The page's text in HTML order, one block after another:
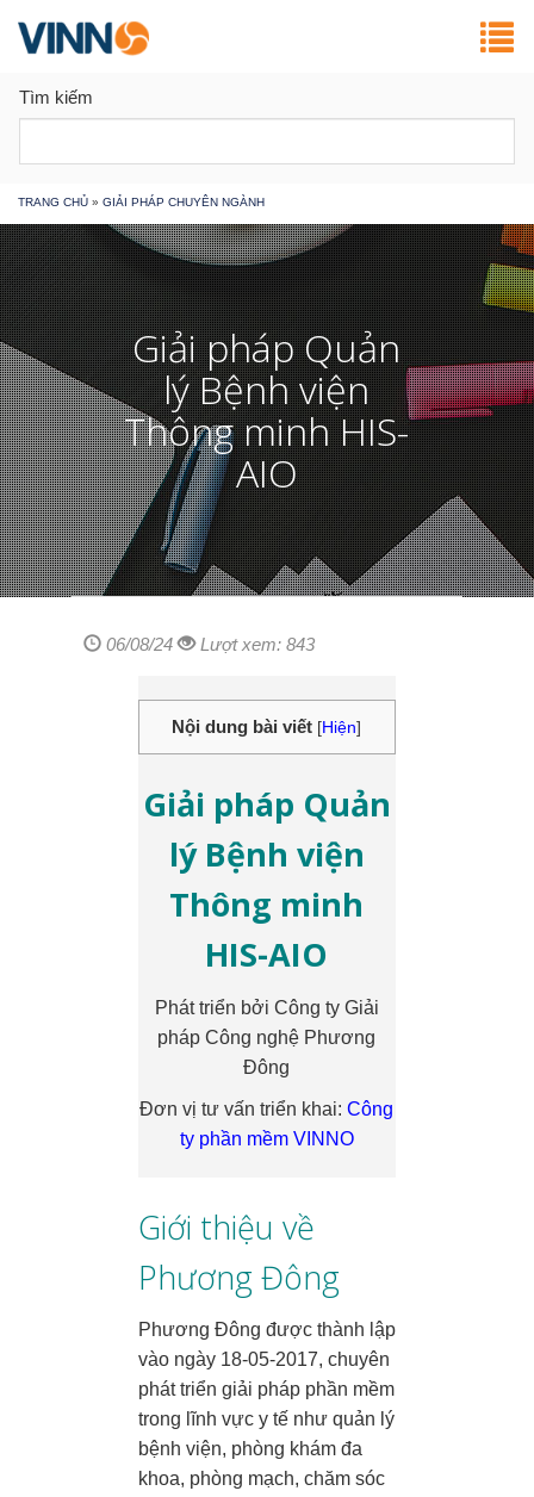
Tìm kiếm
Bạn
đang
ở
đây
TRANG CHỦ » GIẢI PHÁP CHUYÊN NGÀNH
Giải pháp Quản
lý Bệnh viện
Thông minh HIS-
AIO
06/08/24 Lượt xem: 843
Nội dung bài viết [Hiện]
Giải pháp Quản
lý Bệnh viện
Thông minh
HIS-AIO
Phát triển bởi Công ty Giải
pháp Công nghệ Phương
Đông
Đơn vị tư vấn triển khai:Công
ty phần mềm VINNO
Giới thiệu về
Phương Đông
Phương Đông được thành lập
vào ngày 18-05-2017, chuyên
phát triển giải pháp phần mềm
trong lĩnh vực y tế như quản lý
bệnh viện, phòng khám đa
khoa, phòng mạch, chăm sóc